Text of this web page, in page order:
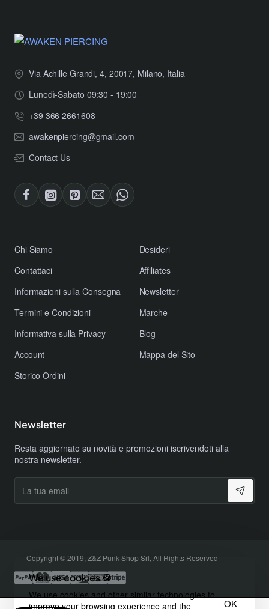
We use cookies 🍪
We use cookies and other similar technologies to
improve your browsing experience and the
OK
Via Achille Grandi, 4, 20017, Milano, Italia
Lunedì-Sabato 09:30 - 19:00
+39 366 2661608
awakenpiercing@gmail.com
Contact Us
​Chi Siamo
Contattaci
​Informazioni sulla Consegna
​Termini e Condizioni
​Informativa sulla Privacy
Account
Storico Ordini
Desideri
Affiliates
Newsletter
Marche
Blog
Mappa del Sito
Newsletter
Resta aggiornato su novità e promozioni iscrivendoti alla
nostra newsletter.
tua
email
Copyright © 2019, Z&Z Punk Shop Srl, All Rights Reserved